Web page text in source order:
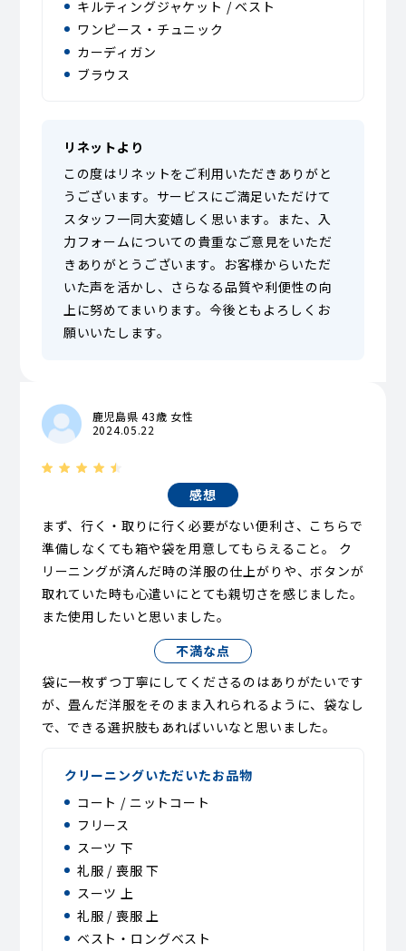
キルティングジャケット / ベスト
ワンピース・チュニック
カーディガン
ブラウス
リネットより
この度はリネットをご利用いただきありがと
うございます。サービスにご満足いただけて
スタッフ一同大変嬉しく思います。また、入
力フォームについての貴重なご意見をいただ
きありがとうございます。お客様からいただ
いた声を活かし、さらなる品質や利便性の向
上に努めてまいります。今後ともよろしくお
願いいたします。
鹿児島県 43歳 女性
2024.05.22
感想
まず、行く・取りに行く必要がない便利さ、こちらで
準備しなくても箱や袋を用意してもらえること。 ク
リーニングが済んだ時の洋服の仕上がりや、ボタンが
取れていた時も心遣いにとても親切さを感じました。
また使用したいと思いました。
不満な点
袋に一枚ずつ丁寧にしてくださるのはありがたいです
が、畳んだ洋服をそのまま入れられるように、袋なし
で、できる選択肢もあればいいなと思いました。
クリーニングいただいたお品物
コート / ニットコート
フリース
スーツ 下
礼服 / 喪服 下
スーツ 上
礼服 / 喪服 上
ベスト・ロングベスト